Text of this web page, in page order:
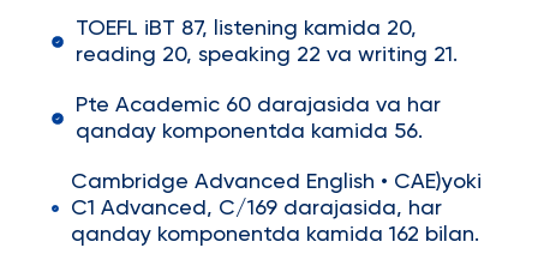
TOEFL iBT 87, listening kamida 20,
reading 20, speaking 22 va writing 21.
Pte Academic 60 darajasida va har
qanday komponentda kamida 56.
Cambridge Advanced English • CAE)yoki
C1 Advanced, C/169 darajasida, har
qanday komponentda kamida 162 bilan.